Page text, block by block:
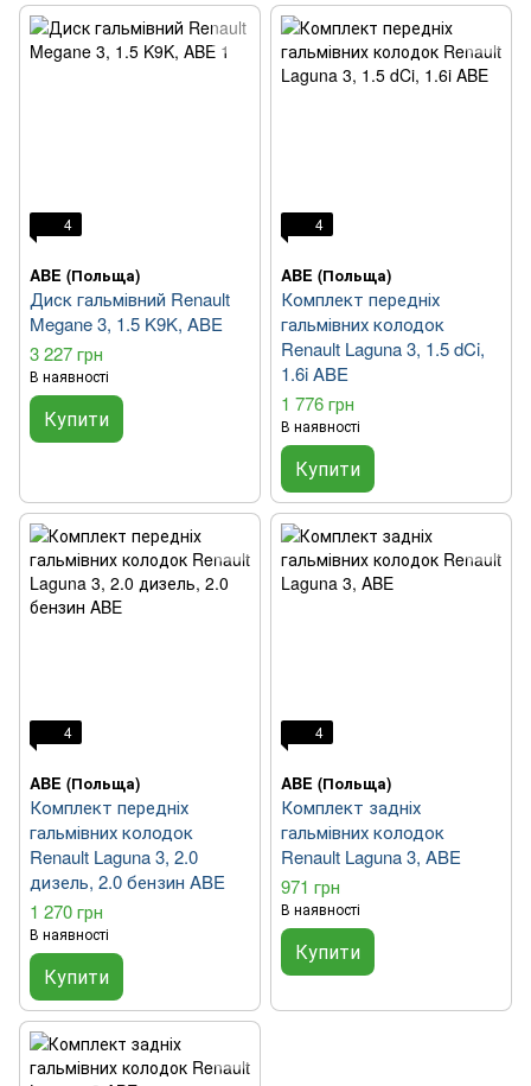
4
ABE (Польща)
Диск гальмівний Renault
Megane 3, 1.5 K9K, ABE
3 227 грн
В наявності
Купити
4
ABE (Польща)
Комплект передніх
гальмівних колодок
Renault Laguna 3, 1.5 dCi,
1.6i ABE
1 776 грн
В наявності
Купити
4
ABE (Польща)
Комплект передніх
гальмівних колодок
Renault Laguna 3, 2.0
дизель, 2.0 бензин ABE
1 270 грн
В наявності
Купити
4
ABE (Польща)
Комплект задніх
гальмівних колодок
Renault Laguna 3, ABE
971 грн
В наявності
Купити